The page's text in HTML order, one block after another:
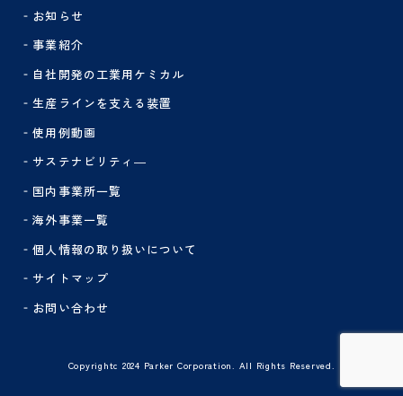
‐お知らせ
‐事業紹介
‐自社開発の工業用ケミカル
‐生産ラインを支える装置
‐使用例動画
‐サステナビリティ―
‐国内事業所一覧
‐海外事業一覧
‐個人情報の取り扱いについて
‐サイトマップ
‐お問い合わせ
Copyrightc 2024 Parker Corporation. All Rights Reserved.